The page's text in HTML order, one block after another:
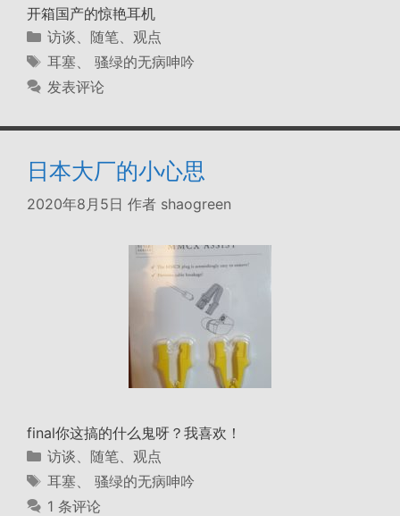
开箱国产的惊艳耳机
分
类
访谈、随笔、观点
标
签
耳塞、 骚绿的无病呻吟
发表评论
日本大厂的小心思
2020年8月5日 作者 shaogreen
final你这搞的什么鬼呀？我喜欢！
分
类
访谈、随笔、观点
标
签
耳塞、 骚绿的无病呻吟
1 条评论